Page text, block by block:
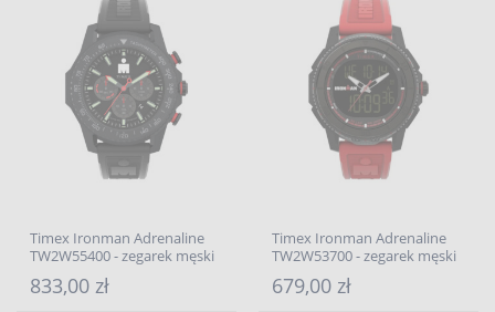
Timex Ironman Adrenaline
TW2W55400 - zegarek męski
833,00 zł
Timex Ironman Adrenaline
TW2W53700 - zegarek męski
679,00 zł